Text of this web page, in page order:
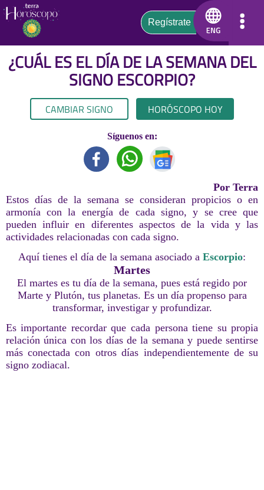
¿CUÁL ES EL DÍA DE LA SEMANA DEL
SIGNO ESCORPIO?
CAMBIAR SIGNO HORÓSCOPO HOY
Síguenos en:
Por Terra
Estos días de la semana se consideran propicios o en
armonía con la energía de cada signo, y se cree que
pueden influir en diferentes aspectos de la vida y las
actividades relacionadas con cada signo.
Aquí tienes el día de la semana asociado a Escorpio:
Martes
El martes es tu día de la semana, pues está regido por
Marte y Plutón, tus planetas. Es un día propenso para
transformar, investigar y profundizar.
Es importante recordar que cada persona tiene su propia
relación única con los días de la semana y puede sentirse
más conectada con otros días independientemente de su
signo zodiacal.